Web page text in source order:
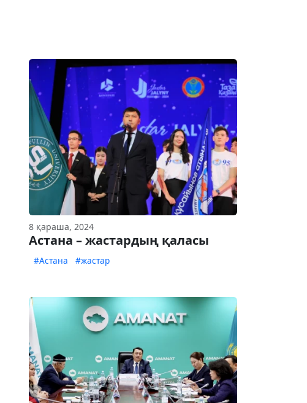
8 қараша, 2024
Астана – жастардың қаласы
#Астана #жастар